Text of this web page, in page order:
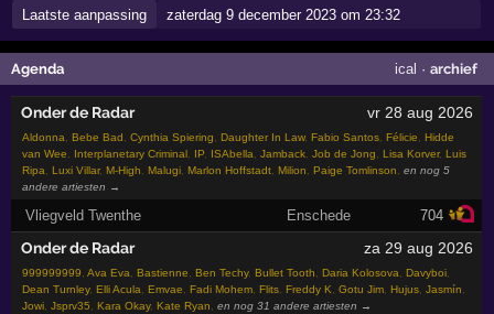
Laatste aanpassing
zaterdag 9 december 2023 om 23:32
Agenda ical · archief
Onder de Radar vr 28 aug 2026
Aldonna ,Bebe Bad ,Cynthia Spiering ,Daughter In Law,Fabio Santos ,Félicie ,Hidde
van Wee
Interplanetary Criminal IP ISAbella ,Jamback ,Job de Jong ,Lisa Korver,Luis
Ripa
,Luxi Villar,M-High ,Malugi ,Marlon Hoffstadt ,Milion ,Paige Tomlinson ,en nog 5
andere artiesten →
Vliegveld Twenthe Enschede 704
Onder de Radar za 29 aug 2026
999999999 ,Ava Eva ,Bastienne ,Ben Techy,Bullet Tooth ,Daria Kolosova ,Davyboi
Dean Turnley,Elli Acula ,Emvae ,Fadi Mohem ,Flits ,Freddy K ,Gotu Jim ,Hujus ,Jasmín
Jowi ,Jsprv35 ,Kara Okay,Kate Ryan ,en nog 31 andere artiesten →